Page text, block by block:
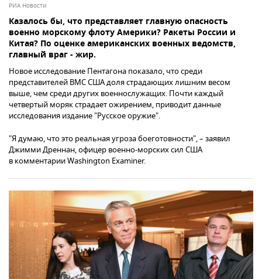
РИА Новости
Казалось бы, что представляет главную опасность
военно морскому флоту Америки? Ракеты России и
Китая? По оценке американских военных ведомств,
главный враг - жир.
Новое исследование Пентагона показало, что среди
представителей ВМС США доля страдающих лишним весом
выше, чем среди других военнослужащих. Почти каждый
четвертый моряк страдает ожирением, приводит данные
исследования издание "Русское оружие".
"Я думаю, что это реальная угроза боеготовности", – заявил
Джимми Дреннан, офицер военно-морских сил США
в комментарии Washington Examiner.